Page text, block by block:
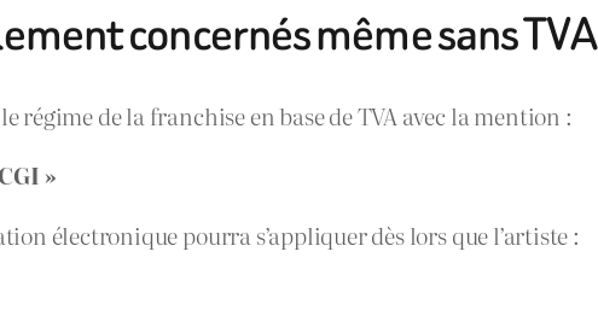
concernés même sans TVA
régime de la franchise en base de TVA avec la mention :
»
électronique pourra s’appliquer dès lors que l’artiste :